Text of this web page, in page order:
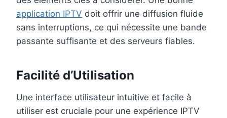
application IPTV doit offrir une diffusion fluide
sans interruptions, ce qui nécessite une bande
passante suffisante et des serveurs fiables.
Facilité d’Utilisation
Une interface utilisateur intuitive et facile à
utiliser est cruciale pour une expérience IPTV